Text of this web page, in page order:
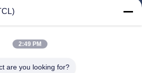
2:49 PM
are you looking for?